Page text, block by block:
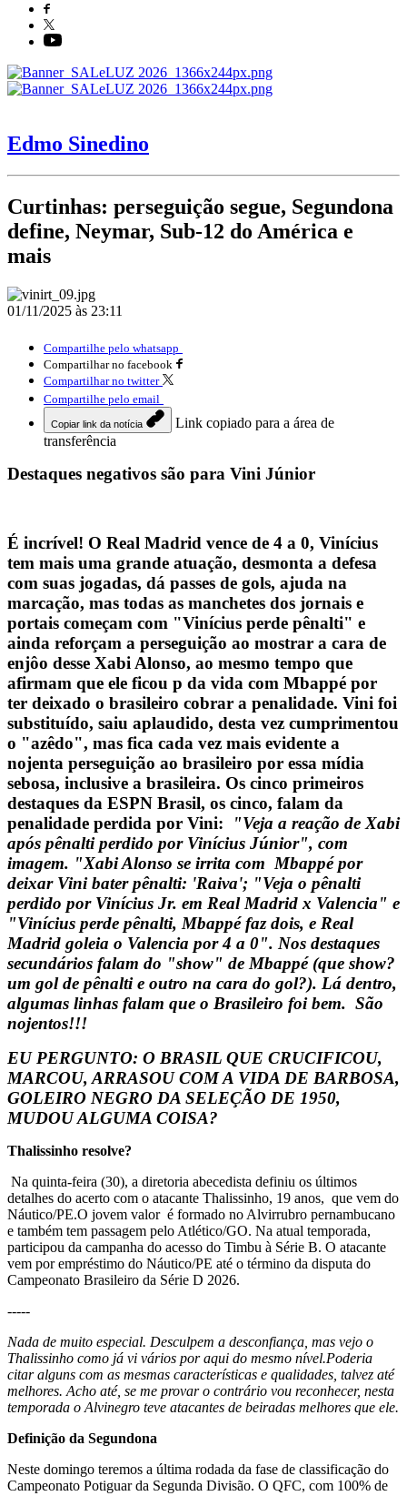
Edmo Sinedino
Curtinhas: perseguição segue, Segundona
define, Neymar, Sub-12 do América e
mais
01/11/2025 às 23:11
Compartilhe pelo whatsapp
Compartilhar no facebook
Compartilhar no twitter
Compartilhe pelo email
Copiar link da notícia
Link copiado para a área de
transferência
Destaques negativos são para Vini Júnior
É incrível! O Real Madrid vence de 4 a 0, Vinícius
tem mais uma grande atuação, desmonta a defesa
com suas jogadas, dá passes de gols, ajuda na
marcação, mas todas as manchetes dos jornais e
portais começam com "Vinícius perde pênalti" e
ainda reforçam a perseguição ao mostrar a cara de
enjôo desse Xabi Alonso, ao mesmo tempo que
afirmam que ele ficou p da vida com Mbappé por
ter deixado o brasileiro cobrar a penalidade. Vini foi
substituído, saiu aplaudido, desta vez cumprimentou
o "azêdo", mas fica cada vez mais evidente a
nojenta perseguição ao brasileiro por essa mídia
sebosa, inclusive a brasileira. Os cinco primeiros
destaques da ESPN Brasil, os cinco, falam da
penalidade perdida por Vini:
"Veja a reação de Xabi
após pênalti perdido por Vinícius Júnior", com
imagem. "Xabi Alonso se irrita com Mbappé por
deixar Vini bater pênalti: 'Raiva'; "Veja o pênalti
perdido por Vinícius Jr. em Real Madrid x Valencia" e
"Vinícius perde pênalti, Mbappé faz dois, e Real
Madrid goleia o Valencia por 4 a 0". Nos destaques
secundários falam do "show" de Mbappé (que show?
um gol de pênalti e outro na cara do gol?). Lá dentro,
algumas linhas falam que o Brasileiro foi bem. São
nojentos!!!
EU PERGUNTO: O BRASIL QUE CRUCIFICOU,
MARCOU, ARRASOU COM A VIDA DE BARBOSA,
GOLEIRO NEGRO DA SELEÇÃO DE 1950,
MUDOU ALGUMA COISA?
Thalissinho resolve?
Na quinta-feira (30), a diretoria abecedista definiu os últimos
detalhes do acerto com o atacante Thalissinho, 19 anos, que vem do
Náutico/PE.O jovem valor é formado no Alvirrubro pernambucano
e também tem passagem pelo Atlético/GO. Na atual temporada,
participou da campanha do acesso do Timbu à Série B. O atacante
vem por empréstimo do Náutico/PE até o término da disputa do
Campeonato Brasileiro da Série D 2026.
-----
Nada de muito especial. Desculpem a desconfiança, mas vejo o
Thalissinho como já vi vários por aqui do mesmo nível.Poderia
citar alguns com as mesmas características e qualidades, talvez até
melhores. Acho até, se me provar o contrário vou reconhecer, nesta
temporada o Alvinegro teve atacantes de beiradas melhores que ele.
Definição da Segundona
Neste domingo teremos a última rodada da fase de classificação do
Campeonato Potiguar da Segunda Divisão. O QFC, com 100% de